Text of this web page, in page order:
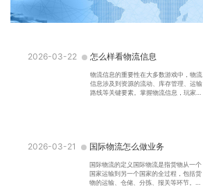
2026-03-22 怎么样看物流信息
物流信息的重要性在大多数游戏中，物流
信息涉及到资源的流动、库存管理、运输
路线等关键要素。掌握物流信息，玩家可
2026-03-21 国际物流怎么做业务
国际物流的定义国际物流是指货物从一个
国家运输到另一个国家的全过程，包括货
物的运输、仓储、分拣、报关等环节。其